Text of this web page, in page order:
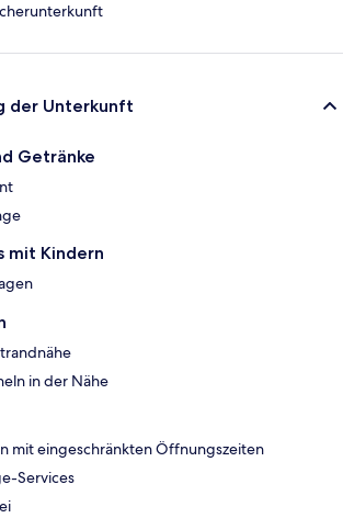
der Unterkunft
Getränke
mit Kindern
in der Nähe
mit eingeschränkten Öffnungszeiten
Services